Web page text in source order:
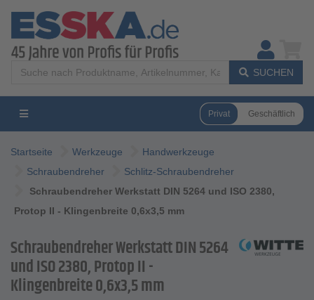
SUCHEN
Privat Geschäftlich
Startseite Werkzeuge
Handwerkzeuge
Schraubendreher
Schlitz-Schraubendreher
Schraubendreher Werkstatt DIN 5264 und ISO 2380,
Protop II - Klingenbreite 0,6x3,5 mm
Schraubendreher Werkstatt DIN 5264
und ISO 2380, Protop II -
Klingenbreite 0,6x3,5 mm